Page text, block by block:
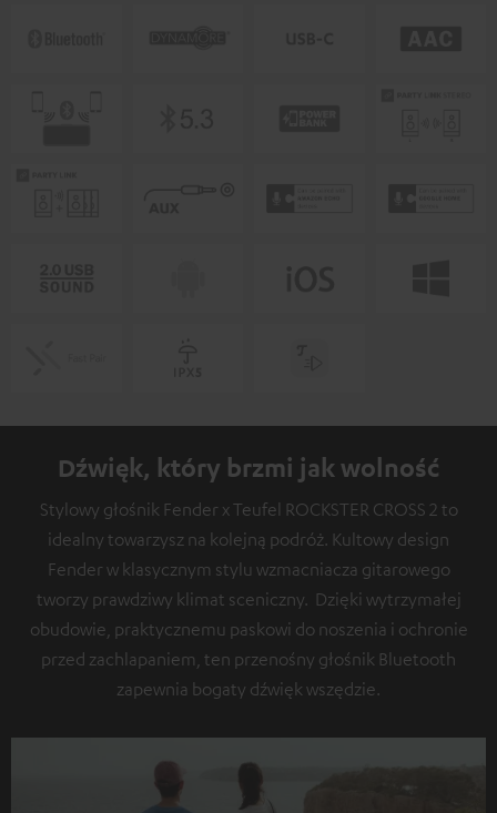
Dźwięk, który brzmi jak wolność
Stylowy głośnik Fender x Teufel ROCKSTER CROSS 2 to
idealny towarzysz na kolejną podróż. Kultowy design
Fender w klasycznym stylu wzmacniacza gitarowego
tworzy prawdziwy klimat sceniczny. Dzięki wytrzymałej
obudowie, praktycznemu paskowi do noszenia i ochronie
przed zachlapaniem, ten przenośny głośnik Bluetooth
zapewnia bogaty dźwięk wszędzie.